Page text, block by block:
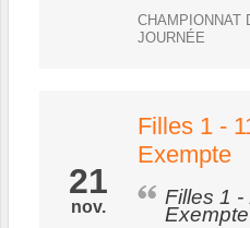
CHAMPIONNAT
JOURNÉE
21
nov.
Filles 1 -
Exempte
Filles 1 - 11/12 ans :
Exempte